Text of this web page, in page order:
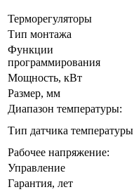
Терморегуляторы
Тип монтажа
Функции
программирования
Мощность, кВт
Размер, мм
Диапазон температуры:
Тип датчика температуры
Рабочее напряжение:
Управление
Гарантия, лет